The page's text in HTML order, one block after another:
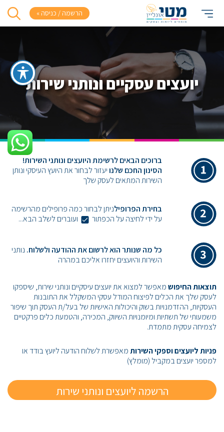
הרשמה / כניסה »
יועצים עסקיים ונותני שירות
ברוכים הבאים לרשימת היועצים ונותני השירות!
הסינון החכם שלנויעזור לבחור את היועץ העיסקי ונותן
השירות המתאים לעסק שלך
בחירת הפרופילניתן לבחור כמה פרופילים מהרשימה
על ידי לחיצה על הכפתור ועוברים לשלב הבא...
כל מה שנותר הוא לרשום את ההודעה ולשלוח. נותני
השירות והיועצים יחזרו אליכם במהרה
תוצאות החיפושמאפשר למצוא את יועצים עיסקיים ונותני שירות, שיספקו
לעסק שלך את הכלים לפיצוח המודל עסקי המשקלל את התובנות
העסקיות, ההזדמנויות בשוק והיכולות האישיות של בעל/ת העסק תוך שיפור
משמעותי של תשתיות ומיומנויות השיווק, המכירה, והטמעת כלים פרקטיים
לצמיחה עסקית מתמדת.
פניות ליועצים וספקי השירותמאפשרת לשלוח הודעה ליועץ בודד או
למספר יועצים במקביל (מומלץ)
הרשמה ליועצים ונותני שירות